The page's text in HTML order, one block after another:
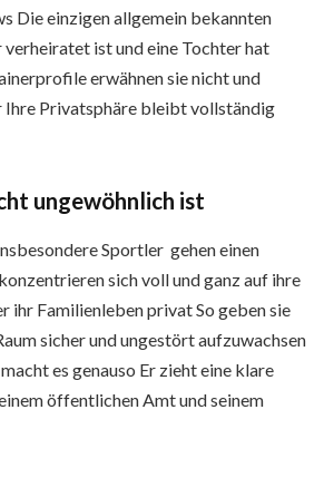
Die einzigen allgemein bekannten
verheiratet ist und eine Tochter hat
erwähnen sie nicht und
Ihre Privatsphäre bleibt vollständig
ungewöhnlich ist
Sportler gehen einen
sich voll und ganz auf ihre
ihr Familienleben privat So geben sie
sicher und ungestört aufzuwachsen
es genauso Er zieht eine klare
öffentlichen Amt und seinem